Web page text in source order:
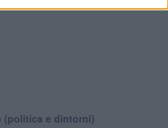
(politica e dintorni)